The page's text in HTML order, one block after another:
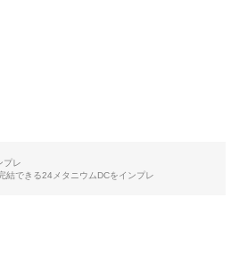
プレ
結できる24メタニウムDCをインプレ